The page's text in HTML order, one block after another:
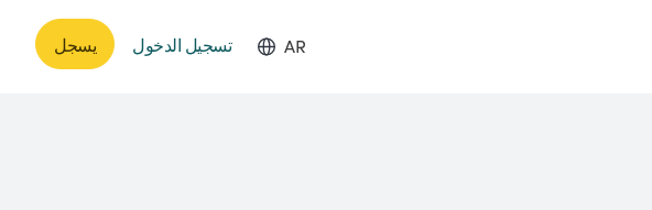
AR تسجيل الدخول يسجل